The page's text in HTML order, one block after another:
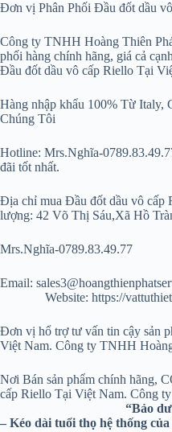
Đơn vị Phân Phối Đầu đốt dầu
Công ty TNHH Hoàng Thiên
phối hàng chính hãng, giá cả
Đầu đốt dầu vô cấp Riello Tại
Hàng nhập khẩu 100% Từ Italy,
Chúng Tôi
Hotline: Mrs.Nghĩa-
đãi tốt nhất.
Địa chỉ mua Đầu đốt dầu vô cấp
lượng: 42 Võ Thị Sáu,Xã Hồ
Mrs.Nghĩa-0789.83.49.77
Email:
Website: https://
Đơn vị hổ trợ tư vấn tin cậy sản
Việt Nam. Công ty TNHH
Nơi Bán sản phẩm chính hãng,
cấp Riello Tại Việt Nam. Công
“Bảo
– Kéo dài tuổi thọ hệ thống